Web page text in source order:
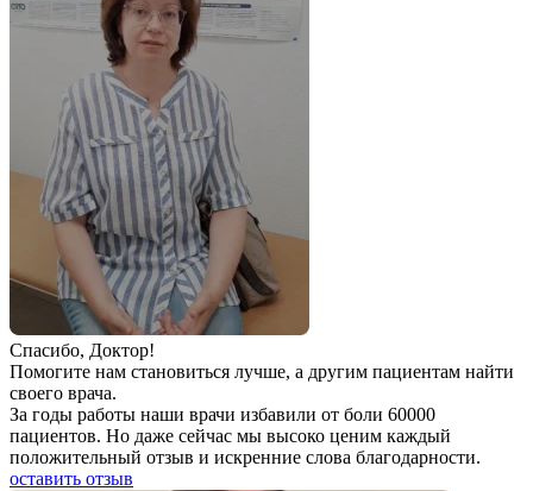
Спаcибо, Доктор!
Помогите нам становиться лучше, а другим пациентам найти
своего врача.
За годы работы наши врачи избавили от боли 60000
пациентов. Но даже сейчас мы высоко ценим каждый
положительный отзыв и искренние слова благодарности.
оставить отзыв